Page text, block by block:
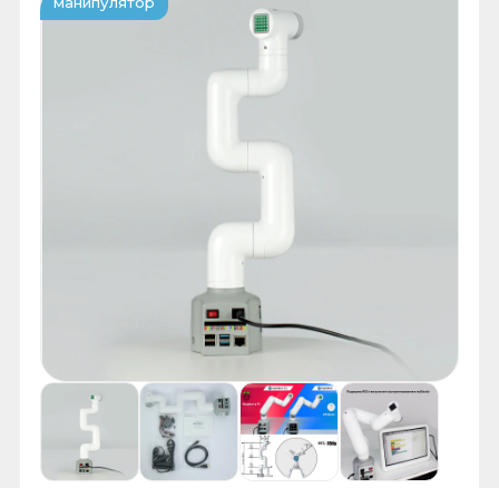
Артикул:
6-осевой AI робот-
манипулятор 280 серии
Raspberry Pi
6-осевой AI учебный робот манипулятор